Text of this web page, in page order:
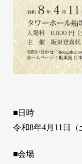
■日時
令和8年4月11日
■会場